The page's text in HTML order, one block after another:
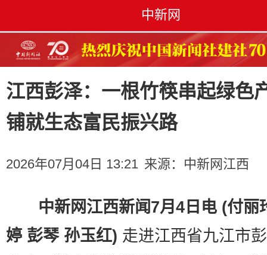
中新网
江西彭泽：一根竹筷串起绿色
铺就生态富民振兴路
2026年07月04日 13:21 来源： 中新网江西
中新网江西新闻7月4日电 (付丽
婷 彭琴 孙玉红) 走进江西省九江市